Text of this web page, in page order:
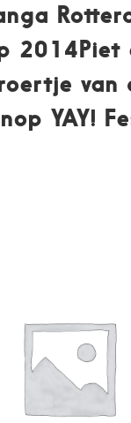
2014Piet
van
YAY!